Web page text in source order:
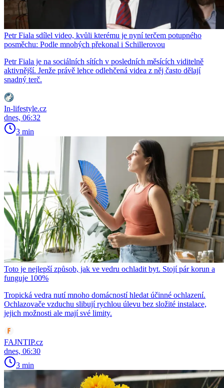
Petr Fiala sdílel video, kvůli kterému je nyní terčem potupného
posměchu: Podle mnohých překonal i Schillerovou
Petr Fiala je na sociálních sítích v posledních měsících viditelně
aktivnější. Jenže právě lehce odlehčená videa z něj často dělají
snadný terč.
In-lifestyle.cz
dnes, 06:32
3 min
Toto je nejlepší způsob, jak ve vedru ochladit byt. Stojí pár korun a
funguje 100%
Tropická vedra nutí mnoho domácností hledat účinné ochlazení.
Ochlazovače vzduchu slibují rychlou úlevu bez složité instalace,
jejich možnosti ale mají své limity.
FAJNTIP.cz
dnes, 06:30
3 min